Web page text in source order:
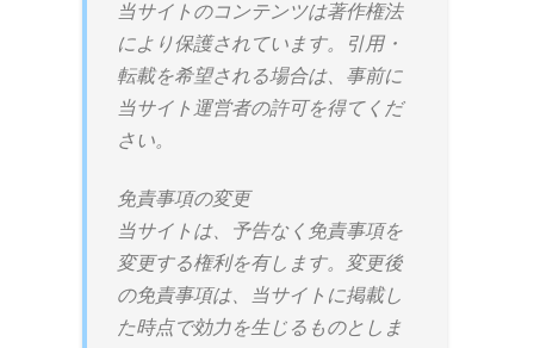
当サイトのコンテンツは著作権法
により保護されています。引用・
転載を希望される場合は、事前に
当サイト運営者の許可を得てくだ
さい。
免責事項の変更
当サイトは、予告なく免責事項を
変更する権利を有します。変更後
の免責事項は、当サイトに掲載し
た時点で効力を生じるものとしま